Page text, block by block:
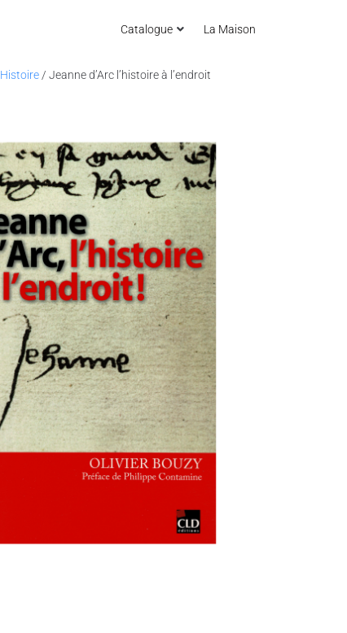
Catalogue La Maison
Histoire / Jeanne d’Arc l’histoire à l’endroit